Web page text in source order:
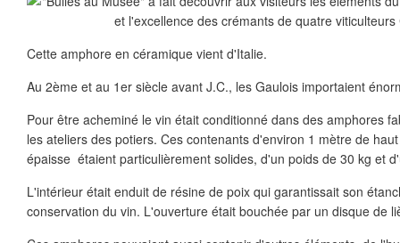
Cette amphore en céramique vient d'Italie.
Au 2ème et au 1er siècle avant J.C., les Gaulois importaient
Pour être acheminé le vin était conditionné dans des amphores
les ateliers des potiers. Ces contenants d'environ 1 mètre de
épaisse étaient particulièrement solides, d'un poids de 30 kg et
L'intérieur était enduit de résine de poix qui garantissait son
conservation du vin. L'ouverture était bouchée par un disque de